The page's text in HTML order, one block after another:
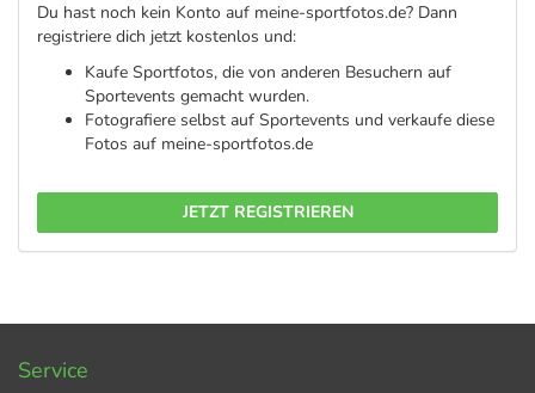
Du hast noch kein Konto auf meine-sportfotos.de? Dann
registriere dich jetzt kostenlos und:
Kaufe Sportfotos, die von anderen Besuchern auf
Sportevents gemacht wurden.
Fotografiere selbst auf Sportevents und verkaufe diese
Fotos auf meine-sportfotos.de
JETZT REGISTRIEREN
Service